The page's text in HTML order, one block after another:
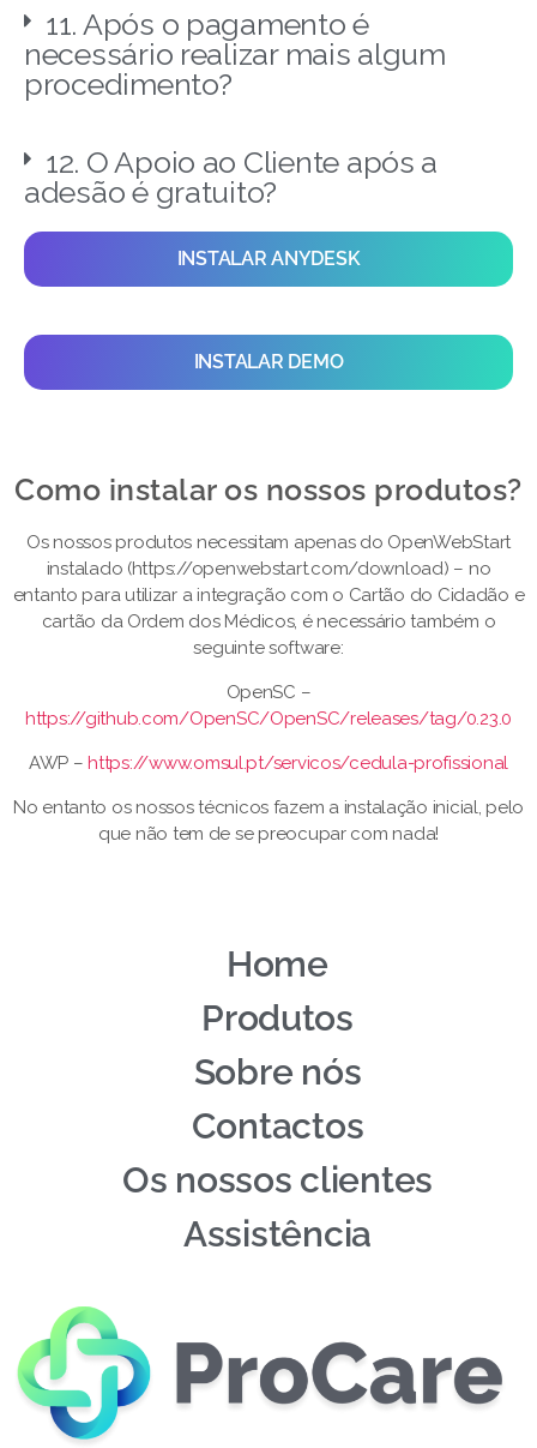
11. Após o pagamento é
necessário realizar mais algum
procedimento?
12. O Apoio ao Cliente após a
adesão é gratuito?
INSTALAR ANYDESK
INSTALAR DEMO
Como instalar os nossos produtos?​
Os nossos produtos necessitam apenas do OpenWebStart
instalado (https://openwebstart.com/download) – no
entanto para utilizar a integração com o Cartão do Cidadão e
cartão da Ordem dos Médicos, é necessário também o
seguinte software:
OpenSC –
https://github.com/OpenSC/OpenSC/releases/tag/0.23.0
AWP –https://www.omsul.pt/servicos/cedula-profissional
No entanto os nossos técnicos fazem a instalação inicial, pelo
que não tem de se preocupar com nada!
Home
Produtos
Sobre nós
Contactos
Os nossos clientes
Assistência